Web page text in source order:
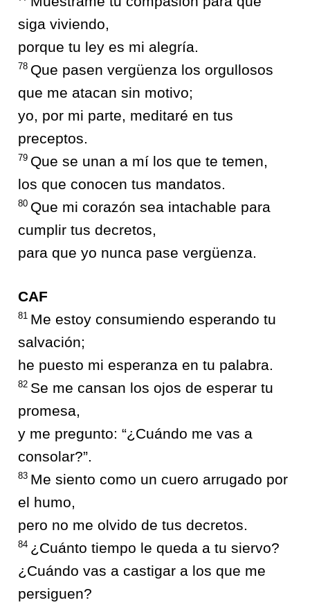
siga viviendo,
porque tu ley es mi alegría.
78 Que pasen vergüenza los orgullosos
que me atacan sin motivo;
yo, por mi parte, meditaré en tus
preceptos.
79 Que se unan a mí los que te temen,
los que conocen tus mandatos.
80 Que mi corazón sea intachable para
cumplir tus decretos,
para que yo nunca pase vergüenza.
CAF
81 Me estoy consumiendo esperando tu
salvación;
he puesto mi esperanza en tu palabra.
82 Se me cansan los ojos de esperar tu
promesa,
y me pregunto: “¿Cuándo me vas a
consolar?”.
83 Me siento como un cuero arrugado por
el humo,
pero no me olvido de tus decretos.
84 ¿Cuánto tiempo le queda a tu siervo?
¿Cuándo vas a castigar a los que me
persiguen?